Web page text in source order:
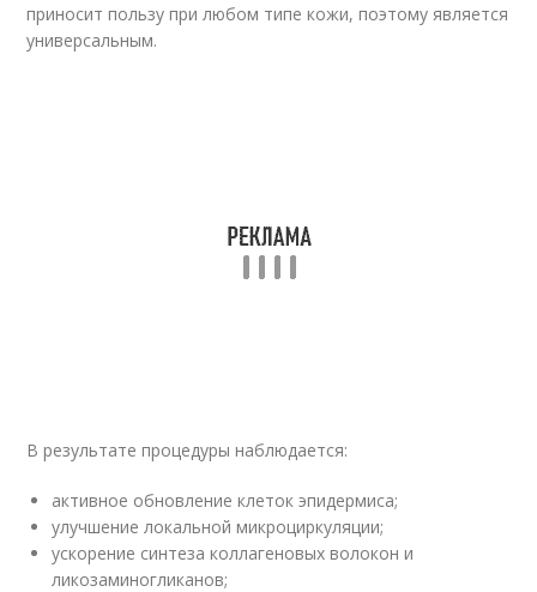
приносит пользу при любом типе кожи, поэтому является
универсальным.
В результате процедуры наблюдается:
активное обновление клеток эпидермиса;
улучшение локальной микроциркуляции;
ускорение синтеза коллагеновых волокон и
ликозаминогликанов;